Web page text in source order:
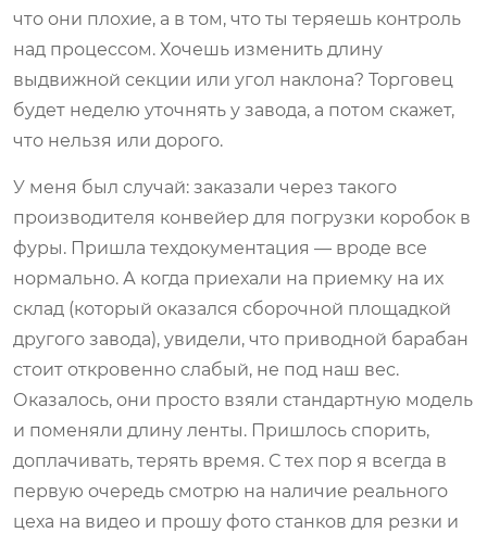
что они плохие, а в том, что ты теряешь контроль
над процессом. Хочешь изменить длину
выдвижной секции или угол наклона? Торговец
будет неделю уточнять у завода, а потом скажет,
что нельзя или дорого.
У меня был случай: заказали через такого
производителя конвейер для погрузки коробок в
фуры. Пришла техдокументация — вроде все
нормально. А когда приехали на приемку на их
склад (который оказался сборочной площадкой
другого завода), увидели, что приводной барабан
стоит откровенно слабый, не под наш вес.
Оказалось, они просто взяли стандартную модель
и поменяли длину ленты. Пришлось спорить,
доплачивать, терять время. С тех пор я всегда в
первую очередь смотрю на наличие реального
цеха на видео и прошу фото станков для резки и